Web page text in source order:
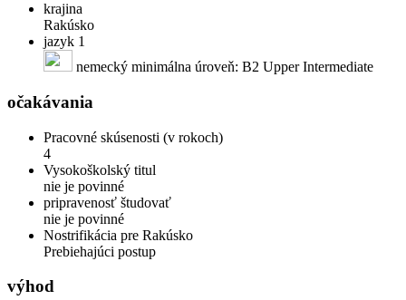
krajina
Rakúsko
jazyk 1
nemecký minimálna úroveň: B2 Upper Intermediate
očakávania
Pracovné skúsenosti (v rokoch)
4
Vysokoškolský titul
nie je povinné
pripravenosť študovať
nie je povinné
Nostrifikácia pre Rakúsko
Prebiehajúci postup
výhod